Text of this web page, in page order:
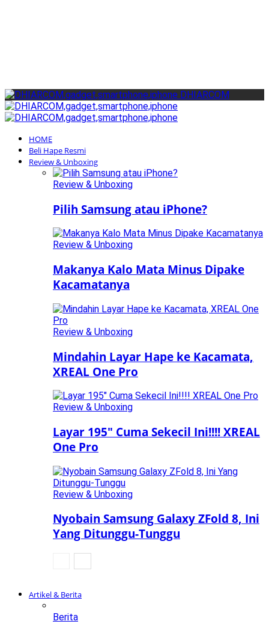
DHIARCOM
HOME
Beli Hape Resmi
Review & Unboxing
Review & Unboxing
Pilih Samsung atau iPhone?
Review & Unboxing
Makanya Kalo Mata Minus Dipake
Kacamatanya
Review & Unboxing
Mindahin Layar Hape ke Kacamata,
XREAL One Pro
Review & Unboxing
Layar 195″ Cuma Sekecil Ini!!!! XREAL
One Pro
Review & Unboxing
Nyobain Samsung Galaxy ZFold 8, Ini
Yang Ditunggu-Tunggu
Artikel & Berita
Berita